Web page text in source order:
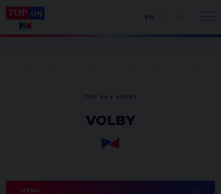
VOLBY
MENU